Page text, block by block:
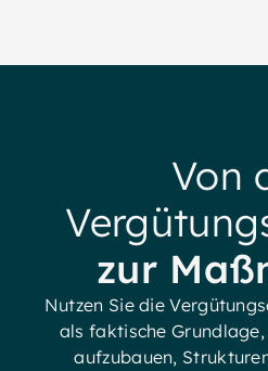
Von
zur
Nutzen Sie die
als faktische
aufzubauen,